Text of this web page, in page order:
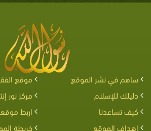
ساهم في نشر الموقع
موقع
دليلك للإسلام
مركز نور
كيف تساعدنا
اربط
اهداف الموقع
خريطة